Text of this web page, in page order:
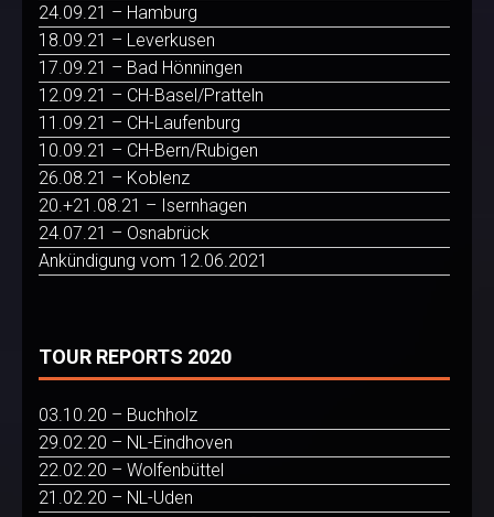
24.09.21 – Hamburg
18.09.21 – Leverkusen
17.09.21 – Bad Hönningen
12.09.21 – CH-Basel/Pratteln
11.09.21 – CH-Laufenburg
10.09.21 – CH-Bern/Rubigen
26.08.21 – Koblenz
20.+21.08.21 – Isernhagen
24.07.21 – Osnabrück
Ankündigung vom 12.06.2021
TOUR REPORTS 2020
03.10.20 – Buchholz
29.02.20 – NL-Eindhoven
22.02.20 – Wolfenbüttel
21.02.20 – NL-Uden